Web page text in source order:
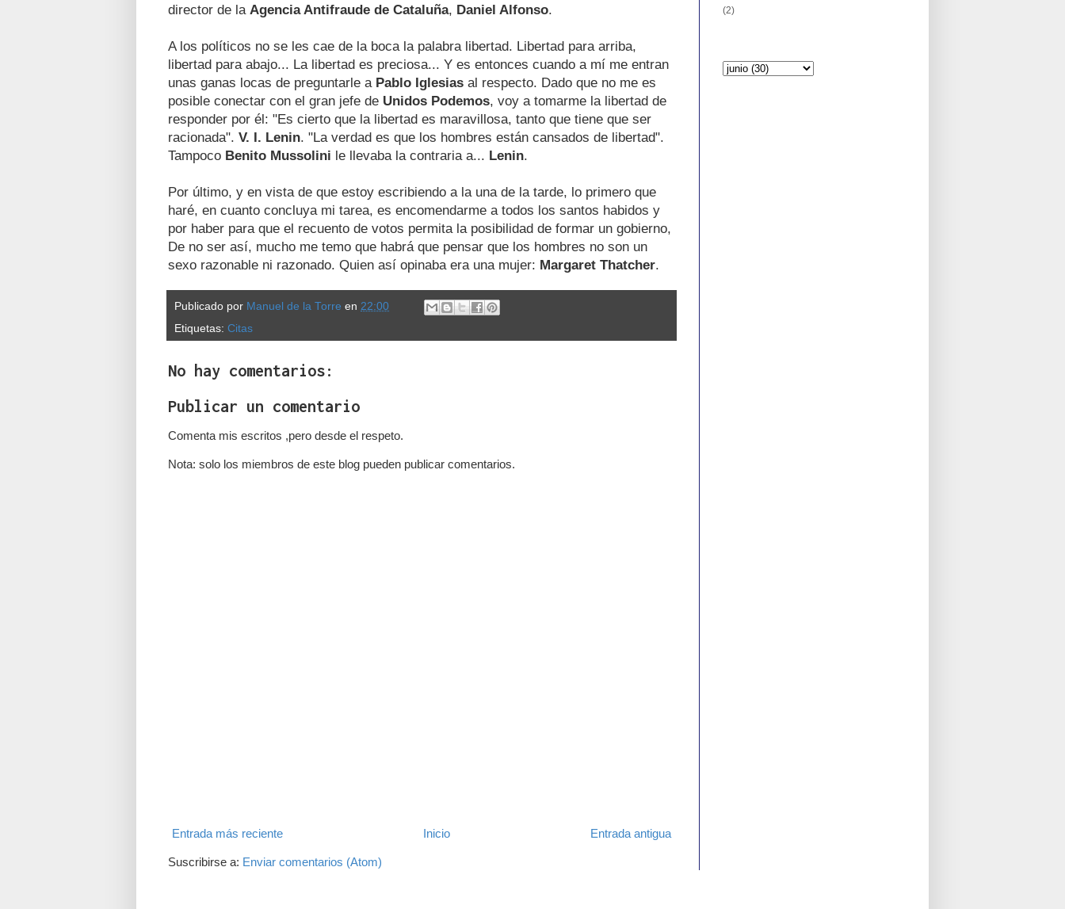
director de la Agencia Antifraude de Cataluña, Daniel Alfonso.
A los políticos no se les cae de la boca la palabra libertad. Libertad para arriba,
libertad para abajo... La libertad es preciosa... Y es entonces cuando a mí me entran
unas ganas locas de preguntarle a Pablo Iglesias al respecto. Dado que no me es
posible conectar con el gran jefe de Unidos Podemos, voy a tomarme la libertad de
responder por él: "Es cierto que la libertad es maravillosa, tanto que tiene que ser
racionada". V. I. Lenin. "La verdad es que los hombres están cansados de libertad".
Tampoco Benito Mussolini le llevaba la contraria a... Lenin.
Por último, y en vista de que estoy escribiendo a la una de la tarde, lo primero que
haré, en cuanto concluya mi tarea, es encomendarme a todos los santos habidos y
por haber para que el recuento de votos permita la posibilidad de formar un gobierno,
De no ser así, mucho me temo que habrá que pensar que los hombres no son un
sexo razonable ni razonado. Quien así opinaba era una mujer: Margaret Thatcher.
Publicado por Manuel de la Torre en 22:00
Etiquetas: Citas
No hay comentarios:
Publicar un comentario
Comenta mis escritos ,pero desde el respeto.
Nota: solo los miembros de este blog pueden publicar comentarios.
Entrada más reciente Entrada antigua
Inicio
Suscribirse a: Enviar comentarios (Atom)
(2)